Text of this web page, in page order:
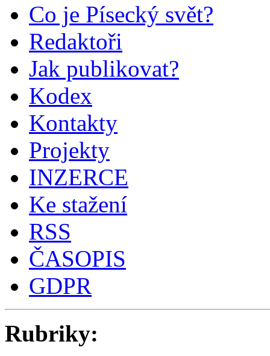
Co je Písecký svět?
Redaktoři
Jak publikovat?
Kodex
Kontakty
Projekty
INZERCE
Ke stažení
RSS
ČASOPIS
GDPR
Rubriky: